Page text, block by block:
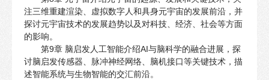
注三维重建渲染、虚拟数字人和具身元宇宙的发展前沿，并
探讨元宇宙技术的发展趋势以及对科技、经济、社会等方面
的影响。
第9章 脑启发人工智能介绍AI与脑科学的融合进展，探
讨脑启发传感器、脉冲神经网络、脑机接口等关键技术，描
述智能系统与生物智能的交汇前沿。